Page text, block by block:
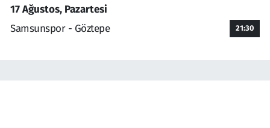
17 Ağustos, Pazartesi
Samsunspor - Göztepe
21:30